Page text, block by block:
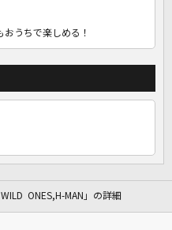
うちで楽しめる！
ONES,H-MAN」の詳細